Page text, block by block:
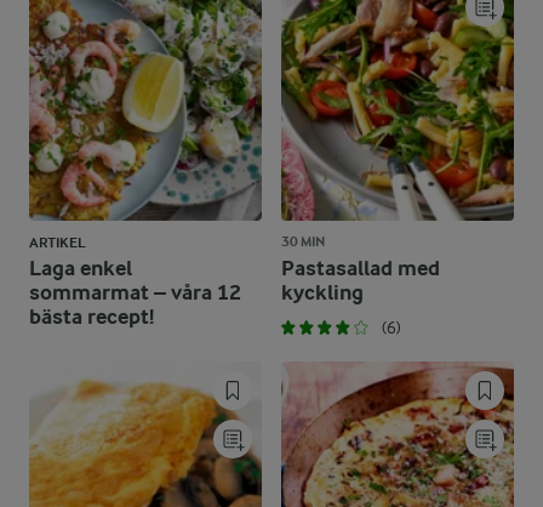
ARTIKEL
Laga enkel
sommarmat – våra 12
bästa recept!
30 MIN
Pastasallad med
kyckling
(6)